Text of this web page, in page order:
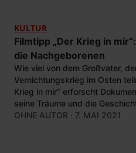
KULTUR
Filmtipp „Der Krieg in
die Nachgeborenen
Wie viel von dem Großvater,
Vernichtungskrieg im Osten
Krieg in mir“ erforscht
seine Träume und die
OHNE AUTOR · 7. MAI 2021